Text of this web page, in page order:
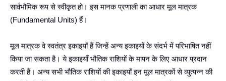
सार्वभौमिक रूप से स्वीकृत हो। इस मानक प्रणाली का आधार मूल मात्रक
(Fundamental Units) हैं।
मूल मात्रक वे स्वतंत्र इकाइयाँ हैं जिन्हें अन्य इकाइयों के संदर्भ में परिभाषित नहीं
किया जा सकता है। ये इकाइयाँ भौतिक राशियों के मापन के लिए आधार प्रदान
करती हैं। अन्य सभी भौतिक राशियों की इकाइयाँ इन मूल मात्रकों से व्युत्पन्न की